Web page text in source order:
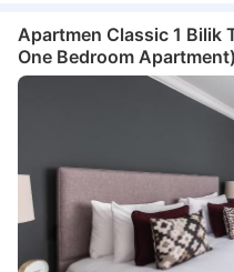
Apartmen Classic 1 Bilik
One Bedroom Apartment)